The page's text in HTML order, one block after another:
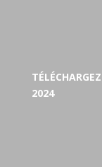
2024